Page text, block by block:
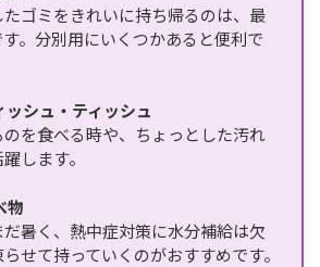
ゴミをきれいに持ち帰るのは、最
。分別用にいくつかあると便利で
シュ・ティッシュ
を食べる時や、ちょっとした汚れ
します。
物
暑く、熱中症対策に水分補給は欠
せて持っていくのがおすすめです。